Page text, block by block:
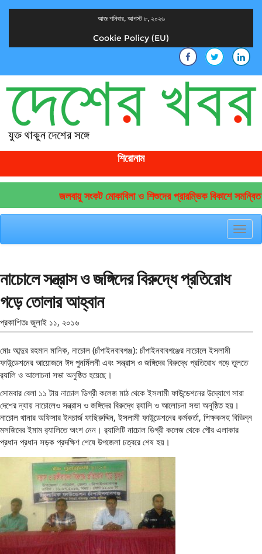
আজ শনিবার, আগস্ট ৮, ২০২৬
Cookie Policy (EU)
শিরোনাম
জলবায়ু সংকট মোকাবিলা ও শিশুদের প্রারম্ভিক বিকাশে সমন্বিত
নাচোলে সন্ত্রাস ও জঙ্গিদের বিরুদ্ধে প্রতিরোধ
গড়ে তোলার আহ্বান
প্রকাশিতঃ জুলাই ১১, ২০১৬
মোঃ আব্দুর রহমান মানিক, নাচোল (চাঁপাইনবাবগঞ্জ): চাঁপাইনবাবগঞ্জের নাচোলে ইসলামী
ফাউন্ডেশনের আয়োজনে ঈদ পুনর্মিলনী এবং সন্ত্রাস ও জঙ্গিদের বিরুদ্ধে প্রতিরোধ গড়ে তুলতে
র‌্যালি ও আলোচনা সভা অনুষ্ঠিত হয়েছে।
সোমবার বেলা ১১ টায় নাচোল ডিগ্রী কলেজ মাঠ থেকে ইসলামী ফাউন্ডেশনের উদ্যোগে সারা
দেশের ন্যায় নাচোলেও সন্ত্রাস ও জঙ্গিদের বিরুদ্ধে র‌্যালি ও আলোচনা সভা অনুষ্ঠিত হয়।
নাচোল থানার অফিসার ইনচার্জ ফাছিরুদ্দিন, ইসলামী ফাউন্ডেশনের কর্মকর্তা, শিক্ষকসহ বিভিন্ন
মসজিদের ইমাম র‌্যালিতে অংশ নেন। র‌্যালিটি নাচোল ডিগ্রী কলেজ থেকে পৌর এলাকার
প্রধান প্রধান সড়ক প্রদক্ষিণ শেষে উপজেলা চত্বরে শেষ হয়।